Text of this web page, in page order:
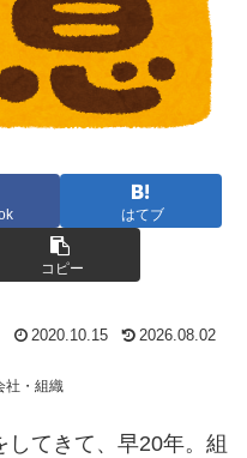
はてブ
コピー
2020.10.15 2026.08.02
社・組織
てきて、早20年。組